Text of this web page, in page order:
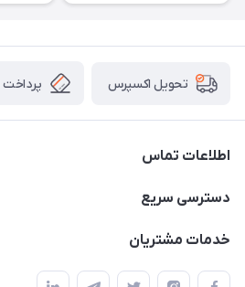
تحویل اکسپرس پرداخت
اطلاعات تماس
09012926386
دسترسی سریع
حساب کاربری
خدمات مشتریان
قوانین و مقررات